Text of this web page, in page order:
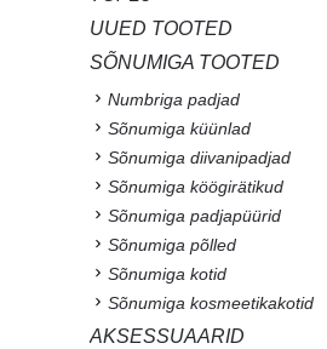
UUED TOOTED
SÕNUMIGA TOOTED
Numbriga padjad
Sõnumiga küünlad
Sõnumiga diivanipadjad
Sõnumiga köögirätikud
Sõnumiga padjapüürid
Sõnumiga põlled
Sõnumiga kotid
Sõnumiga kosmeetikakotid
AKSESSUAARID